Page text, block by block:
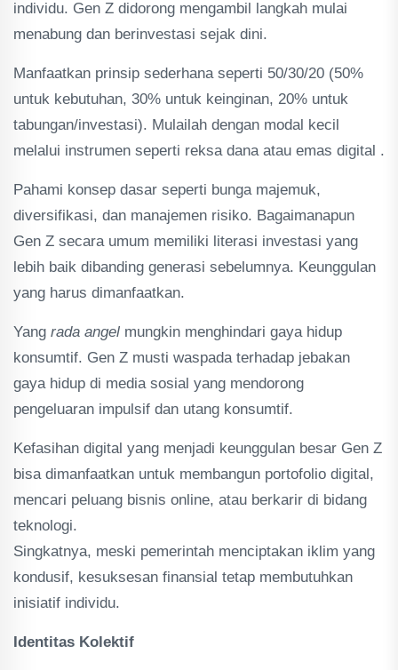
individu. Gen Z didorong mengambil langkah mulai
menabung dan berinvestasi sejak dini.
Manfaatkan prinsip sederhana seperti 50/30/20 (50%
untuk kebutuhan, 30% untuk keinginan, 20% untuk
tabungan/investasi). Mulailah dengan modal kecil
melalui instrumen seperti reksa dana atau emas digital .
Pahami konsep dasar seperti bunga majemuk,
diversifikasi, dan manajemen risiko. Bagaimanapun
Gen Z secara umum memiliki literasi investasi yang
lebih baik dibanding generasi sebelumnya. Keunggulan
yang harus dimanfaatkan.
Yang rada angel mungkin menghindari gaya hidup
konsumtif. Gen Z musti waspada terhadap jebakan
gaya hidup di media sosial yang mendorong
pengeluaran impulsif dan utang konsumtif.
Kefasihan digital yang menjadi keunggulan besar Gen Z
bisa dimanfaatkan untuk membangun portofolio digital,
mencari peluang bisnis online, atau berkarir di bidang
teknologi.
Singkatnya, meski pemerintah menciptakan iklim yang
kondusif, kesuksesan finansial tetap membutuhkan
inisiatif individu.
Identitas Kolektif